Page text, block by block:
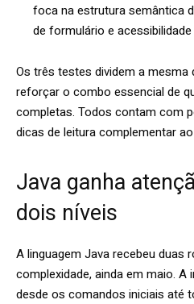
foca na estrutura semântica
de formulário e acessibilidade
Os três testes dividem a mesma
reforçar o combo essencial de
completas. Todos contam com
dicas de leitura complementar
Java ganha
dois níveis
A linguagem Java recebeu duas
complexidade, ainda em maio.
desde os comandos iniciais até